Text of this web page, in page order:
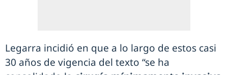
Legarra incidió en que a lo largo de estos casi
30 años de vigencia del texto “se ha